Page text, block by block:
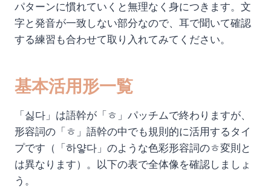
パターンに慣れていくと無理なく身につきます。文
字と発音が一致しない部分なので、耳で聞いて確認
する練習も合わせて取り入れてみてください。
基本活用形一覧
「싫다」は語幹が「ㅎ」パッチムで終わりますが、
形容詞の「ㅎ」語幹の中でも規則的に活用するタイ
プです（「하얗다」のような色彩形容詞のㅎ変則と
は異なります）。以下の表で全体像を確認しましょ
う。